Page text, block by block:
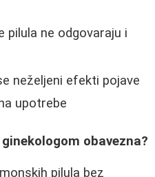
pilula ne odgovaraju i
neželjeni efekti pojave
upotrebe
obavezna?
pilula bez